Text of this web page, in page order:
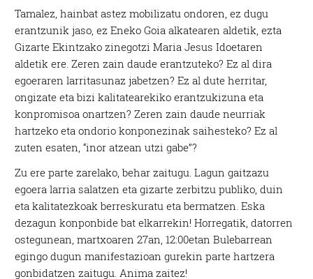
Tamalez, hainbat astez mobilizatu ondoren, ez dugu
erantzunik jaso, ez Eneko Goia alkatearen aldetik, ezta
Gizarte Ekintzako zinegotzi Maria Jesus Idoetaren
aldetik ere. Zeren zain daude erantzuteko? Ez al dira
egoeraren larritasunaz jabetzen? Ez al dute herritar,
ongizate eta bizi kalitatearekiko erantzukizuna eta
konpromisoa onartzen? Zeren zain daude neurriak
hartzeko eta ondorio konponezinak saihesteko? Ez al
zuten esaten, “inor atzean utzi gabe”?
Zu ere parte zarelako, behar zaitugu. Lagun gaitzazu
egoera larria salatzen eta gizarte zerbitzu publiko, duin
eta kalitatezkoak berreskuratu eta bermatzen. Eska
dezagun konponbide bat elkarrekin! Horregatik, datorren
ostegunean, martxoaren 27an, 12:00etan Bulebarrean
egingo dugun manifestazioan gurekin parte hartzera
gonbidatzen zaitugu. Anima zaitez!